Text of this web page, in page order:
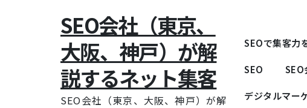
SEO会社（東京、
大阪、神戸）が解
説するネット集客
SEO会社（東京、大阪、神戸）が解
SEOで集客力
SEO SEO
デジタルマー